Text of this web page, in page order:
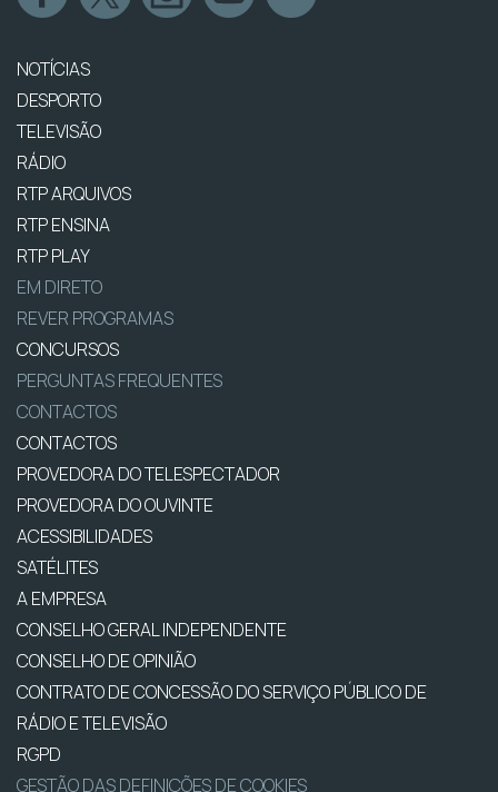
NOTÍCIAS
DESPORTO
TELEVISÃO
RÁDIO
RTP ARQUIVOS
RTP ENSINA
RTP PLAY
EM DIRETO
REVER PROGRAMAS
CONCURSOS
PERGUNTAS FREQUENTES
CONTACTOS
CONTACTOS
PROVEDORA DO TELESPECTADOR
PROVEDORA DO OUVINTE
ACESSIBILIDADES
SATÉLITES
A EMPRESA
CONSELHO GERAL INDEPENDENTE
CONSELHO DE OPINIÃO
CONTRATO DE CONCESSÃO DO SERVIÇO PÚBLICO DE
RÁDIO E TELEVISÃO
RGPD
GESTÃO DAS DEFINIÇÕES DE COOKIES